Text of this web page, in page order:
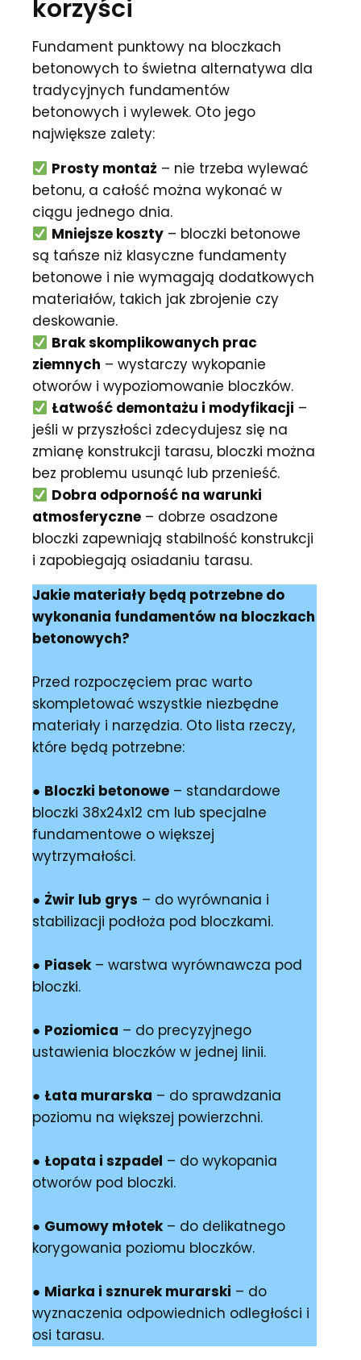
korzyści
Fundament punktowy na bloczkach
betonowych to świetna alternatywa dla
tradycyjnych fundamentów
betonowych i wylewek. Oto jego
największe zalety:
Prosty montaż – nie trzeba wylewać
betonu, a całość można wykonać w
ciągu jednego dnia.
Mniejsze koszty – bloczki betonowe
są tańsze niż klasyczne fundamenty
betonowe i nie wymagają dodatkowych
materiałów, takich jak zbrojenie czy
deskowanie.
Brak skomplikowanych prac
ziemnych – wystarczy wykopanie
otworów i wypoziomowanie bloczków.
Łatwość demontażu i modyfikacji –
jeśli w przyszłości zdecydujesz się na
zmianę konstrukcji tarasu, bloczki można
bez problemu usunąć lub przenieść.
Dobra odporność na warunki
atmosferyczne – dobrze osadzone
bloczki zapewniają stabilność konstrukcji
i zapobiegają osiadaniu tarasu.
Jakie materiały będą potrzebne do
wykonania fundamentów na bloczkach
betonowych?
Przed rozpoczęciem prac warto
skompletować wszystkie niezbędne
materiały i narzędzia. Oto lista rzeczy,
które będą potrzebne:
● Bloczki betonowe – standardowe
bloczki 38x24x12 cm lub specjalne
fundamentowe o większej
wytrzymałości.
● Żwir lub grys – do wyrównania i
stabilizacji podłoża pod bloczkami.
● Piasek– warstwa wyrównawcza pod
bloczki.
● Poziomica – do precyzyjnego
ustawienia bloczków w jednej linii.
● Łata murarska – do sprawdzania
poziomu na większej powierzchni.
● Łopata i szpadel – do wykopania
otworów pod bloczki.
● Gumowy młotek– do delikatnego
korygowania poziomu bloczków.
● Miarka i sznurek murarski – do
wyznaczenia odpowiednich odległości i
osi tarasu.